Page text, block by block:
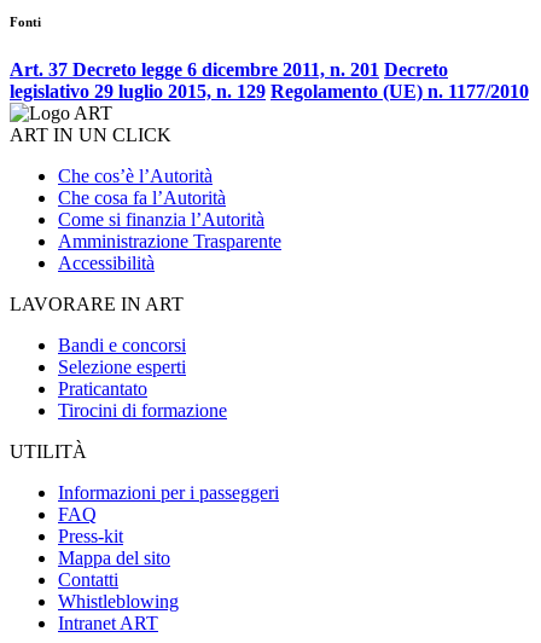
Fonti
Art. 37 Decreto legge 6 dicembre 2011, n. 201 Decreto
legislativo 29 luglio 2015, n. 129 Regolamento (UE) n. 1177/2010
ART IN UN CLICK
Che cos’è l’Autorità
Che cosa fa l’Autorità
Come si finanzia l’Autorità
Amministrazione Trasparente
Accessibilità
LAVORARE IN ART
Bandi e concorsi
Selezione esperti
Praticantato
Tirocini di formazione
UTILITÀ
Informazioni per i passeggeri
FAQ
Press-kit
Mappa del sito
Contatti
Whistleblowing
Intranet ART